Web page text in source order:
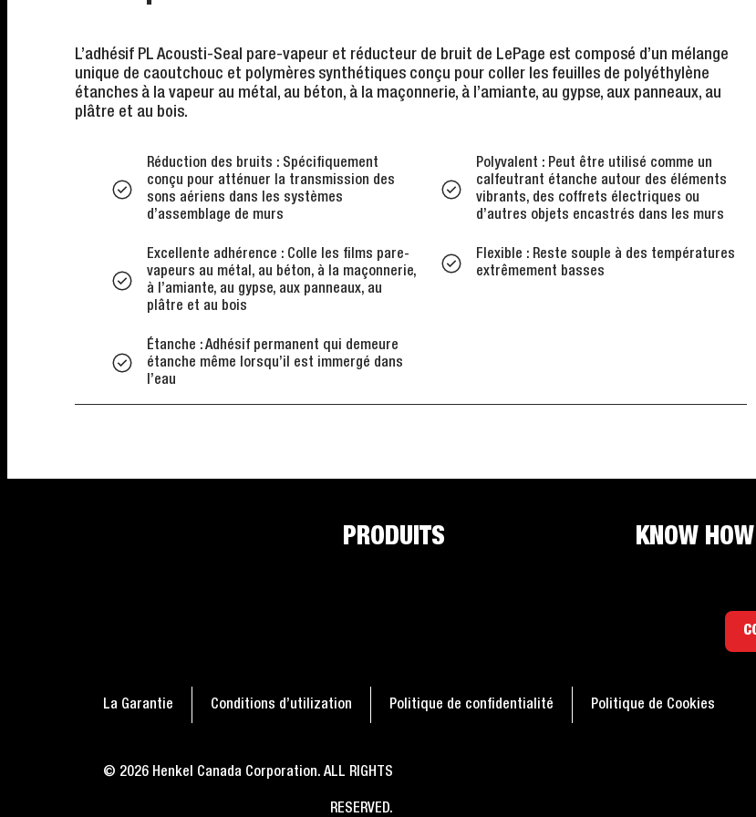
L’adhésif PL Acousti-Seal pare-vapeur et réducteur de bruit de LePage est composé d’un mélange
unique de caoutchouc et polymères synthétiques conçu pour coller les feuilles de polyéthylène
étanches à la vapeur au métal, au béton, à la maçonnerie, à l’amiante, au gypse, aux panneaux, au
plâtre et au bois.
Réduction des bruits : Spécifiquement
conçu pour atténuer la transmission des
sons aériens dans les systèmes
d’assemblage de murs
Polyvalent : Peut être utilisé comme un
calfeutrant étanche autour des éléments
vibrants, des coffrets électriques ou
d’autres objets encastrés dans les murs
Excellente adhérence : Colle les films pare-
vapeurs au métal, au béton, à la maçonnerie,
à l’amiante, au gypse, aux panneaux, au
plâtre et au bois
Flexible : Reste souple à des températures
extrêmement basses
Étanche : Adhésif permanent qui demeure
étanche même lorsqu’il est immergé dans
l’eau
PRODUITS KNOW HOW
La Garantie Conditions d’utilization Politique de confidentialité Politique de Cookies
© 2026 Henkel Canada Corporation. ALL RIGHTS
RESERVED.